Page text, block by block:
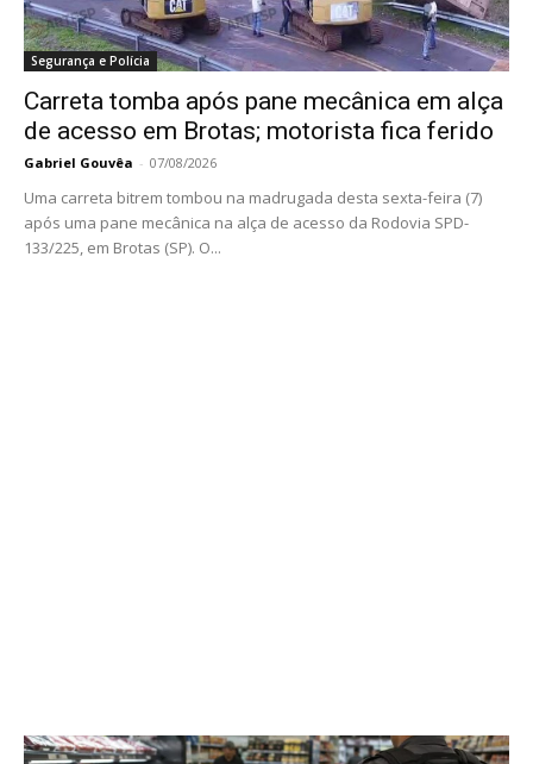
Segurança e Polícia
Carreta tomba após pane mecânica em alça
de acesso em Brotas; motorista fica ferido
Gabriel Gouvêa - 07/08/2026
Uma carreta bitrem tombou na madrugada desta sexta-feira (7)
após uma pane mecânica na alça de acesso da Rodovia SPD-
133/225, em Brotas (SP). O...